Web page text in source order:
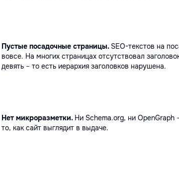
Пустые посадочные страницы. SEO-текстов на
вовсе. На многих страницах отсутствовал
девять – то есть иерархия заголовков нарушена.
Нет микроразметки. Ни Schema.org, ни OpenGraph
то, как сайт выглядит в выдаче.